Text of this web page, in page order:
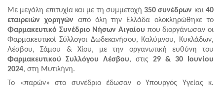
Με μεγάλη επιτυχία και με τη συμμετοχή350 συνέδρων και40
εταιρειών χορηγών από όλη την Ελλάδα ολοκληρώθηκε το
Φαρμακευτικό Συνέδριο Νήσων Αιγαίου που διοργάνωσαν οι
Φαρμακευτικοί Σύλλογοι Δωδεκανήσου, Καλύμνου, Κυκλάδων,
Λέσβου, Σάμου & Χίου, με την οργανωτική ευθύνη του
Φαρμακευτικού Συλλόγου Λέσβου, στις 29 & 30 Ιουνίου
2024, στη Μυτιλήνη.
Το «παρών» στο συνέδριο έδωσαν ο Υπουργός Υγείας κ.